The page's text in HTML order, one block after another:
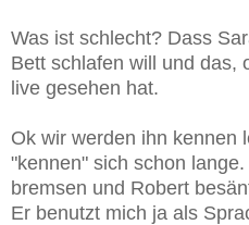
Was ist schlecht? Dass
Bett schlafen will und das,
live gesehen hat.
Ok wir werden ihn kennen
"kennen" sich schon
bremsen und Robert
Er benutzt mich ja als